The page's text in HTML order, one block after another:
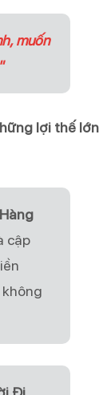
muốn
lợi thế lớn
cập